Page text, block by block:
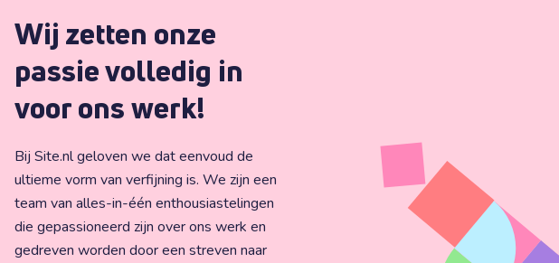
Wij zetten onze
passie volledig in
voor ons werk!
Bij Site.nl geloven we dat eenvoud de
ultieme vorm van verfijning is. We zijn een
team van alles-in-één enthousiastelingen
die gepassioneerd zijn over ons werk en
gedreven worden door een streven naar